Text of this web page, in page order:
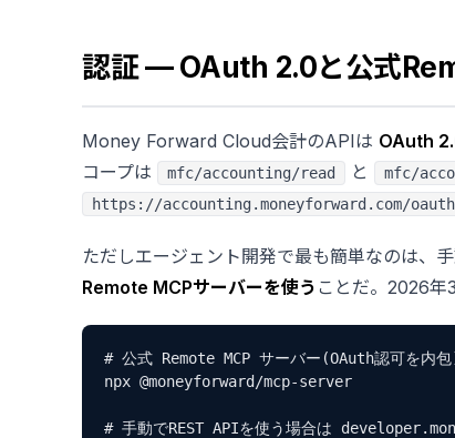
認証 — OAuth 2.0と公式
Money Forward Cloud会計のAPIは OAuth
コープは
mfc/accounting/read と mfc/
https://accounting.moneyforward.com/
ただしエージェント開発で最も簡単なのは、
Remote MCPサーバーを使う ことだ。2026年
# 公式 Remote MCP サーバー(OAuth認可を内
npx @moneyforward/mcp-server
# 手動でREST APIを使う場合は